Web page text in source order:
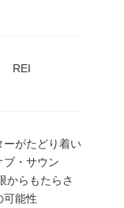
REI
ーがたどり着い
ブ・サウン
らもたらさ
可能性